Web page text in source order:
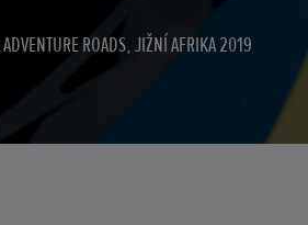
ROADS, JIŽNÍ AFRIKA 2019